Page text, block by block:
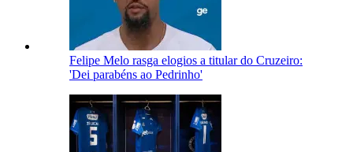
Felipe Melo rasga elogios a titular do Cruzeiro:
'Dei parabéns ao Pedrinho'